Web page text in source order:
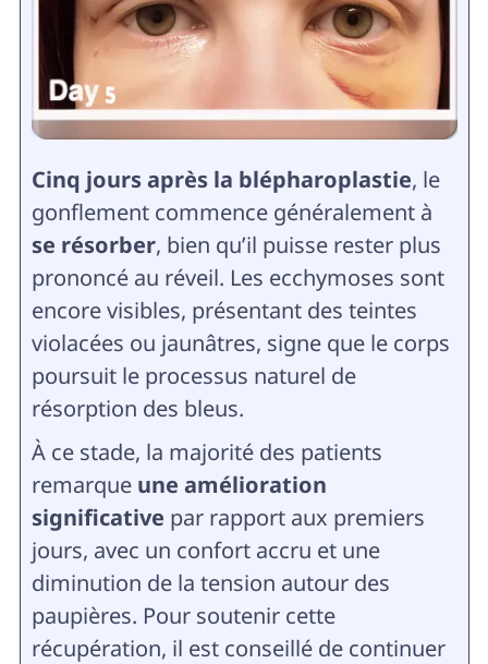
Cinq jours après la blépharoplastie, le
gonflement commence généralement à
se résorber, bien qu’il puisse rester plus
prononcé au réveil. Les ecchymoses sont
encore visibles, présentant des teintes
violacées ou jaunâtres, signe que le corps
poursuit le processus naturel de
résorption des bleus.
À ce stade, la majorité des patients
remarqueune amélioration
significative par rapport aux premiers
jours, avec un confort accru et une
diminution de la tension autour des
paupières. Pour soutenir cette
récupération, il est conseillé de continuer